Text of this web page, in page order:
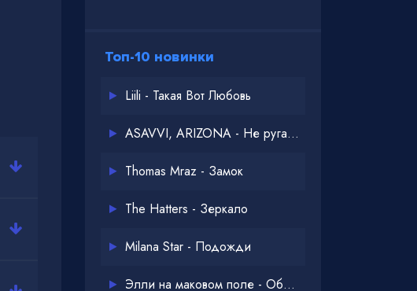
Топ-10 новинки
Liili - Такая Вот Любовь
ASAVVI, ARIZONA - Не ругайся
Thomas Mraz - Замок
The Hatters - Зеркало
Milana Star - Подожди
Элли на маковом поле - Обнимай